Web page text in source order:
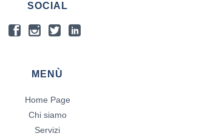
SOCIAL
MENÙ
Home Page
Chi siamo
Servizi